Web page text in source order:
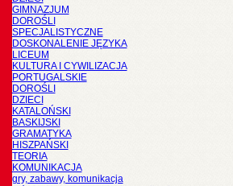
GIMNAZJUM
DOROŚLI
SPECJALISTYCZNE
DOSKONALENIE JĘZYKA
LICEUM
KULTURA I CYWILIZACJA
PORTUGALSKIE
DOROŚLI
DZIECI
KATALOŃSKI
BASKIJSKI
GRAMATYKA
HISZPAŃSKI
TEORIA
KOMUNIKACJA
gry, zabawy, komunikacja